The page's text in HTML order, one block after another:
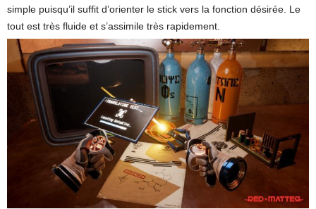
simple puisqu’il suffit d’orienter le stick vers la fonction désirée. Le
tout est très fluide et s’assimile très rapidement.